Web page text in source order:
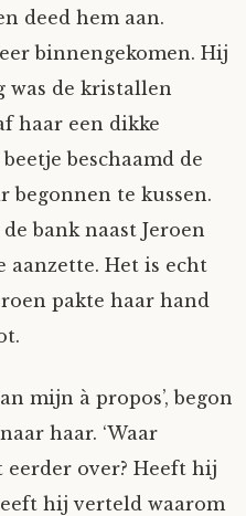
deed hem aan.
binnengekomen. Hij
was de kristallen
haar een dikke
beschaamd de
begonnen te kussen.
bank naast Jeroen
Het is echt
pakte haar hand
mijn à propos’, begon
haar. ‘Waar
over? Heeft hij
hij verteld waarom